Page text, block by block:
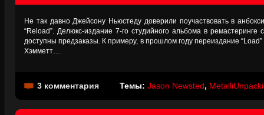
Не так давно Джейсону Ньюстеду доверили поучаствовать в
“Reload”. Делюкс-издание 7-го студийного альбома в
доступны предзаказы. К примеру, в прошлом году переиздание
Хэмметт…
3 комментария Темы: Jason Newsted,